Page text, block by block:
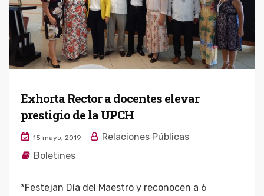
Exhorta Rector a docentes elevar
prestigio de la UPCH
15 mayo, 2019
Relaciones Públicas
Boletines
*Festejan Día del Maestro y reconocen a 6